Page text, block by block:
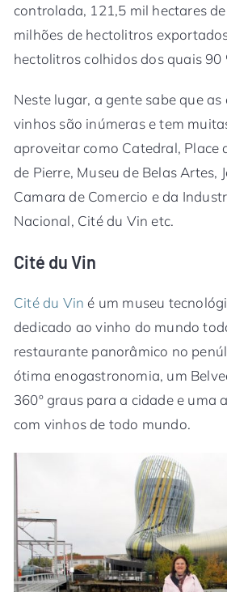
controlada, 121,5 mil hectares
milhões de hectolitros
hectolitros colhidos dos quais
Neste lugar, a gente sabe que as
vinhos são inúmeras e tem
aproveitar como Catedral, Place
de Pierre, Museu de Belas Artes,
Camara de Comercio e da
Nacional, Cité du Vin etc.
Cité du Vin
Cité du Vin é um museu
dedicado ao vinho do mundo
restaurante panorâmico no
ótima enogastronomia, um
360º graus para a cidade e uma
com vinhos de todo mundo.